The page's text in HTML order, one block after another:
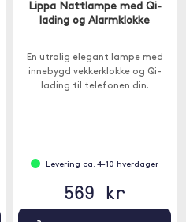
Lippa Nattlampe med Qi-
lading og Alarmklokke
En utrolig elegant lampe med
innebygd vekkerklokke og Qi-
lading til telefonen din.
Levering ca. 4-10 hverdager
569 kr